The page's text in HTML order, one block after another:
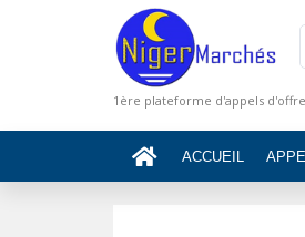
1ère plateforme d'appels
ACCUEIL